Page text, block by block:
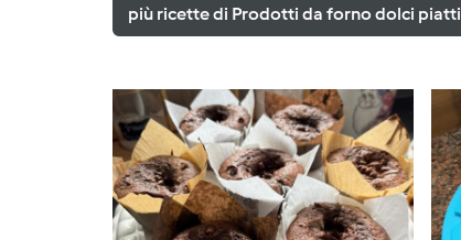
più ricette di Prodotti da forno dolci piatti